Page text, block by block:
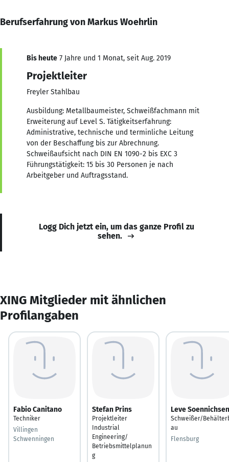
Berufserfahrung von Markus Woehrlin
Bis heute 7 Jahre und 1 Monat, seit Aug. 2019
Projektleiter
Freyler Stahlbau
Ausbildung: Metallbaumeister, Schweißfachmann mit
Erweiterung auf Level S. Tätigkeitserfahrung:
Administrative, technische und terminliche Leitung
von der Beschaffung bis zur Abrechnung.
Schweißaufsicht nach DIN EN 1090-2 bis EXC 3
Führungstätigkeit: 15 bis 30 Personen je nach
Arbeitgeber und Auftragsstand.
Logg Dich jetzt ein, um das ganze Profil zu
sehen.
XING Mitglieder mit ähnlichen
Profilangaben
Fabio Canitano
Techniker
Villingen
Schwenningen
Stefan Prins
Projektleiter
Industrial
Engineering/
Betriebsmittelplanun
g
Leve Soennichsen
Schweißer/
au
Flensburg